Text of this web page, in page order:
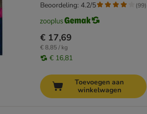
€ 17,69
€ 8,85 / kg
€ 16,81
Beoordeling: 4.2/5 (99)
Toevoegen aan
winkelwagen